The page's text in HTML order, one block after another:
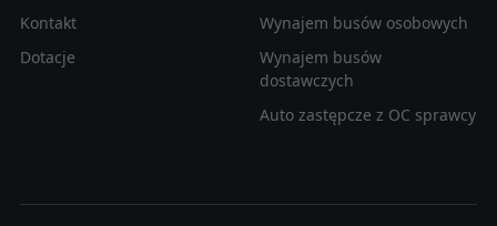
Kontakt
Dotacje
Wynajem busów osobowych
Wynajem busów
dostawczych
Auto zastępcze z OC sprawcy